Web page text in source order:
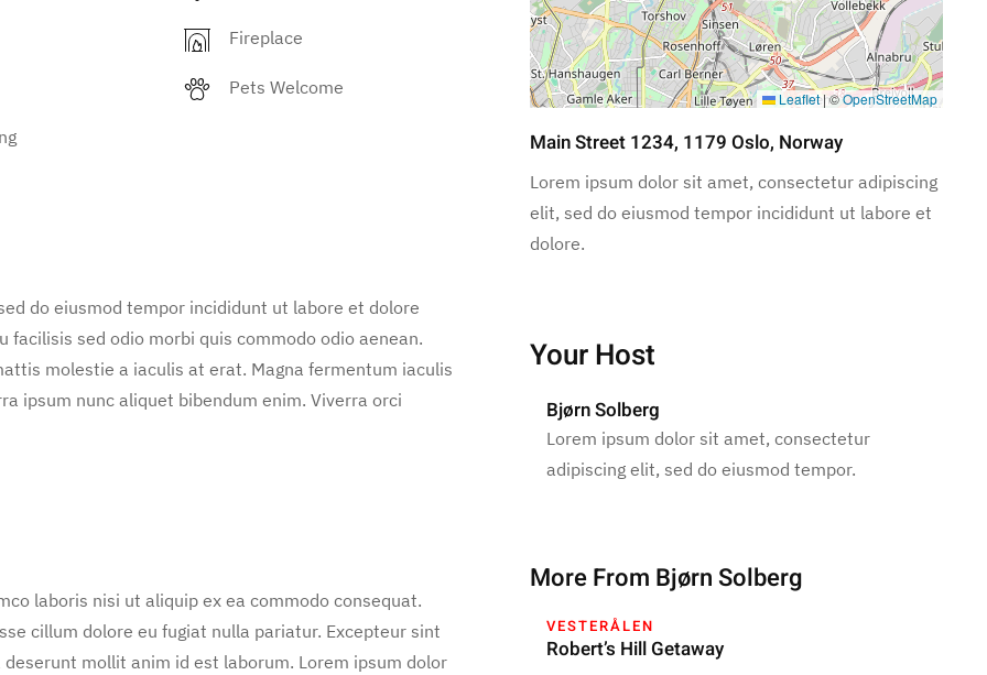
Fireplace
Pets Welcome
do eiusmod tempor incididunt ut labore et dolore
sed odio morbi quis commodo odio aenean.
molestie a iaculis at erat. Magna fermentum iaculis
ipsum nunc aliquet bibendum enim. Viverra orci
laboris nisi ut aliquip ex ea commodo consequat.
cillum dolore eu fugiat nulla pariatur. Excepteur sint
mollit anim id est laborum. Lorem ipsum dolor
Leaflet|©OpenStreetMap
Main Street 1234, 1179 Oslo, Norway
Lorem ipsum dolor sit amet, consectetur adipiscing
elit, sed do eiusmod tempor incididunt ut labore et
dolore.
Your Host
Bjørn Solberg
Lorem ipsum dolor sit amet, consectetur
adipiscing elit, sed do eiusmod tempor.
More From Bjørn Solberg
VESTERÅLEN
Robert’s Hill Getaway